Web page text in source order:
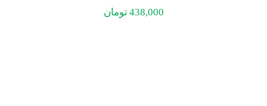
438,000تومان